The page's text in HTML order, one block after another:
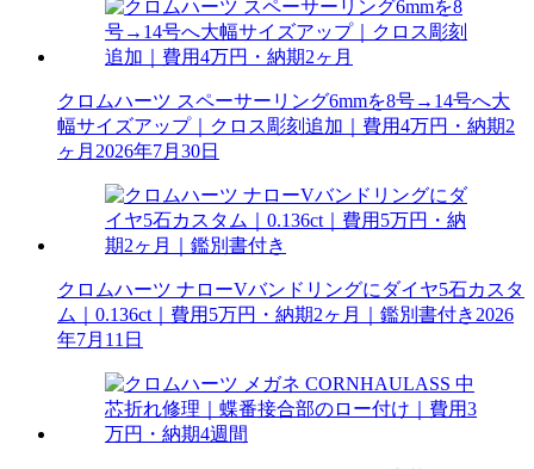
クロムハーツ スペーサーリング6mmを8号→14号へ大
幅サイズアップ｜クロス彫刻追加｜費用4万円・納期2
ヶ月 2026年7月30日
クロムハーツ ナローVバンドリングにダイヤ5石カスタ
ム｜0.136ct｜費用5万円・納期2ヶ月｜鑑別書付き 2026
年7月11日